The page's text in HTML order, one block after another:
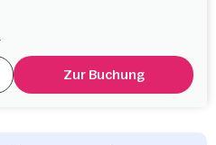
Zur Buchung